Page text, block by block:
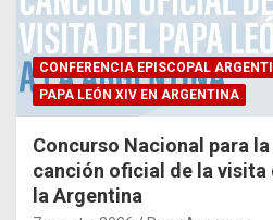
CONFERENCIA EPISCOPAL
PAPA LEÓN XIV EN ARGENTINA
Concurso Nacional para
canción oficial de la visita
la Argentina